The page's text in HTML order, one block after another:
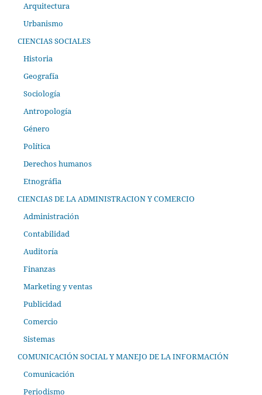
Arquitectura
Urbanismo
CIENCIAS SOCIALES
Historia
Geografía
Sociología
Antropología
Género
Política
Derechos humanos
Etnográfia
CIENCIAS DE LA ADMINISTRACION Y COMERCIO
Administración
Contabilidad
Auditoría
Finanzas
Marketing y ventas
Publicidad
Comercio
Sistemas
COMUNICACIÓN SOCIAL Y MANEJO DE LA INFORMACIÓN
Comunicación
Periodismo